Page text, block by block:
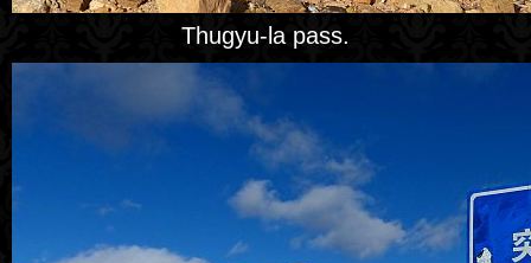
Thugyu-la pass.